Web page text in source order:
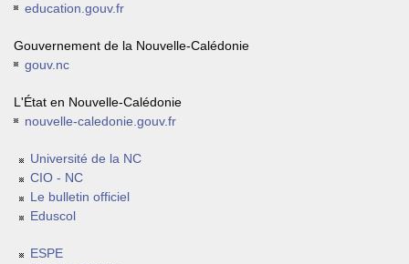
education.gouv.fr
Gouvernement de la Nouvelle-Calédonie
gouv.nc
L'État en Nouvelle-Calédonie
nouvelle-caledonie.gouv.fr
Université de la NC
CIO - NC
Le bulletin officiel
Eduscol
ESPE